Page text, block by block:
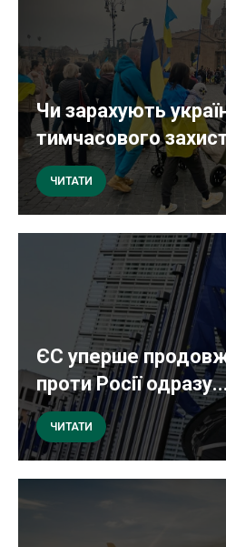
Чи зарахують
тимчасового
ЧИТАТИ
ЄС уперше
проти Росії
ЧИТАТИ